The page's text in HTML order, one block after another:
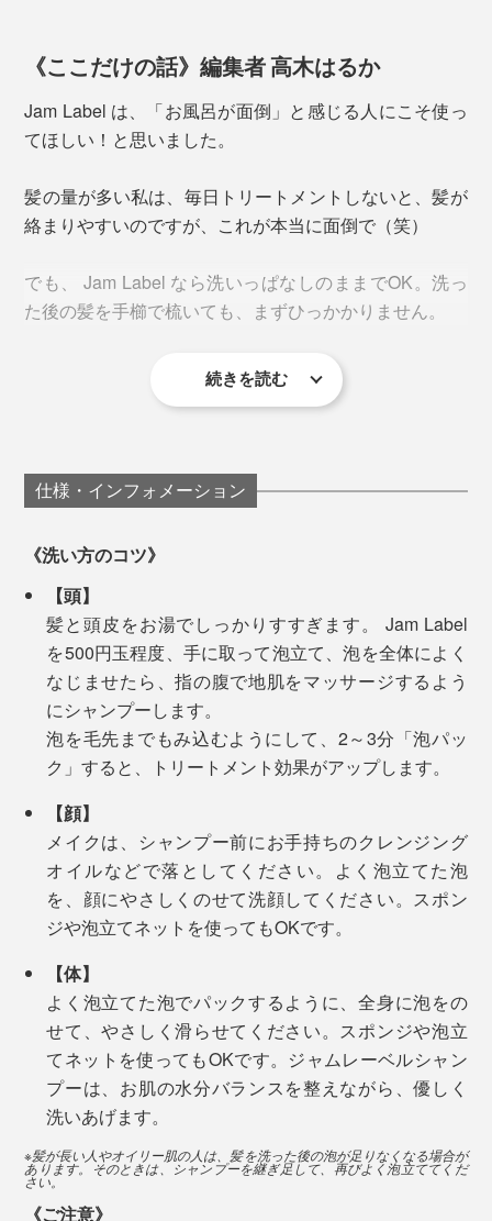
※髪が長い人やオイリー肌の人は、髪を洗った後の泡が足りなくなる場合があります。そ
全身を洗ったら、一気にシャワーで流して、お風呂は終
「泡パック」した髪は、しっとりまとまって、指どおり
なめらか。髪を乾かした後も、しっとり感が続いて、ヘ
湯上り後の顔も体も、しっとり。タオルで拭いた後も、
肌がつっぱる感じは、まずありません。
今までのように、化粧水にオイル、クリームと、何重も
塗り重ねるような保湿ケアは、必要ないはずです。
1本で、頭から足まで全身洗えて、特別な保湿ケアもい
らない…… Jam Label で、体も気持ちもずっとラクに。
トを抑えられる」「3～4種あったアメニティボトルのス
ペースを削減できる」という、ミニマムな思考からも評
価されているのです。
ど、髪と肌にいいだけでなく、時短やコスト削減、水や
環境への配慮も叶います。
自宅だけでなく、旅行や出張、ジムでも使いやすい1
本。「500mlボトル」は、1回分の単価を抑えた、家族
みんなで使いやすいタイプ。プレゼントにも、ぜひどう
ぞ。
《ここだけの話》編集者 高木はるか
Jam Label は、「お風呂が面倒」と感じる人にこそ使っ
てほしい！と思いました。
髪の量が多い私は、毎日トリートメントしないと、髪が
絡まりやすいのですが、これが本当に面倒で（笑）
でも、 Jam Label なら洗いっぱなしのままでOK。洗っ
た後の髪を手櫛で梳いても、まずひっかかりません。
今まで40分かかっていた入浴時間も、25分くらいに短
体も心もこんなにラクなんだ」と気づけたことは、大き
な体験です。
初めてJaｍLabelを使った日は、泡を流した後、肌に今
までにない「ぬめり」を感じて、「シャンプーが落とし
浴びてしまったのですが、実はこのぬめりこそ「うるお
い成分」だそう。
お風呂上がりにタオルで拭いて、しばらくすると、落ち
着いてきます。乾燥しやすい肘や膝もしっとり。ぜひ、
試してみてください。
続きを読む
仕様・インフォメーション
《洗い方のコツ》
【頭】
髪と頭皮をお湯でしっかりすすぎます。 Jam Label
を500円玉程度、手に取って泡立て、泡を全体によく
なじませたら、指の腹で地肌をマッサージするよう
にシャンプーします。
泡を毛先までもみ込むようにして、2～3分「泡パッ
ク」すると、トリートメント効果がアップします。
【顔】
メイクは、シャンプー前にお手持ちのクレンジング
オイルなどで落としてください。よく泡立てた泡
を、顔にやさしくのせて洗顔してください。スポン
ジや泡立てネットを使ってもOKです。
【体】
よく泡立てた泡でパックするように、全身に泡をの
せて、やさしく滑らせてください。スポンジや泡立
てネットを使ってもOKです。ジャムレーベルシャン
プーは、お肌の水分バランスを整えながら、優しく
洗いあげます。
※髪が長い人やオイリー肌の人は、髪を洗った後の泡が足りなくなる場合が
あります。そのときは、シャンプーを継ぎ足して、再びよく泡立ててくだ
さい。
《ご注意》